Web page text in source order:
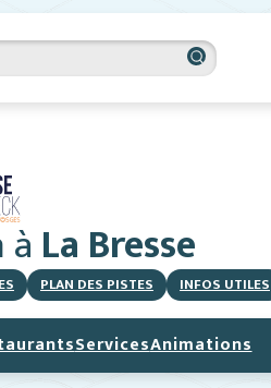
à La Bresse
PLAN DES PISTES INFOS UTILES
ServicesAnimations